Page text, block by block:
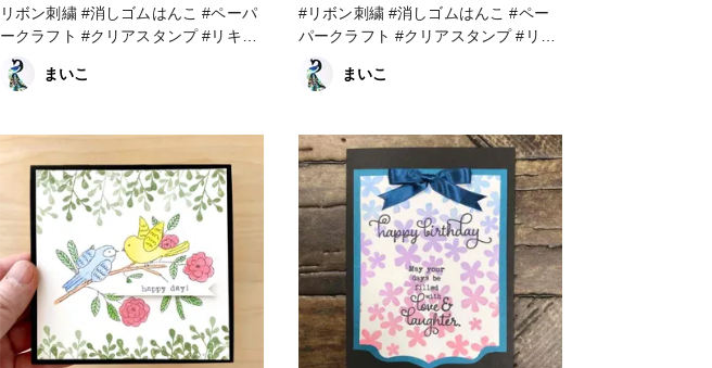
リボン刺繍 #消しゴムはんこ #ペーパ
ークラフト #クリアスタンプ #リキッ
ドパール
まいこ
#リボン刺繍 #消しゴムはんこ #ペー
パークラフト #クリアスタンプ #リキ
ッドパール
まいこ